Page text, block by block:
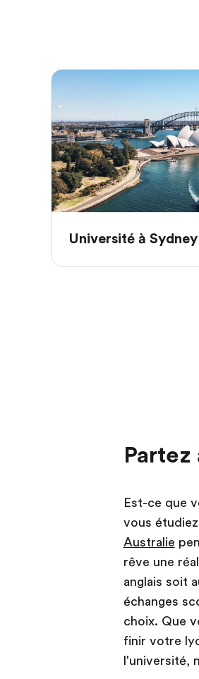
Université à Sydney
Partez
Est-ce que
vous
Australie
rêve une
anglais soit
échanges
choix. Que
finir votre
l'université,